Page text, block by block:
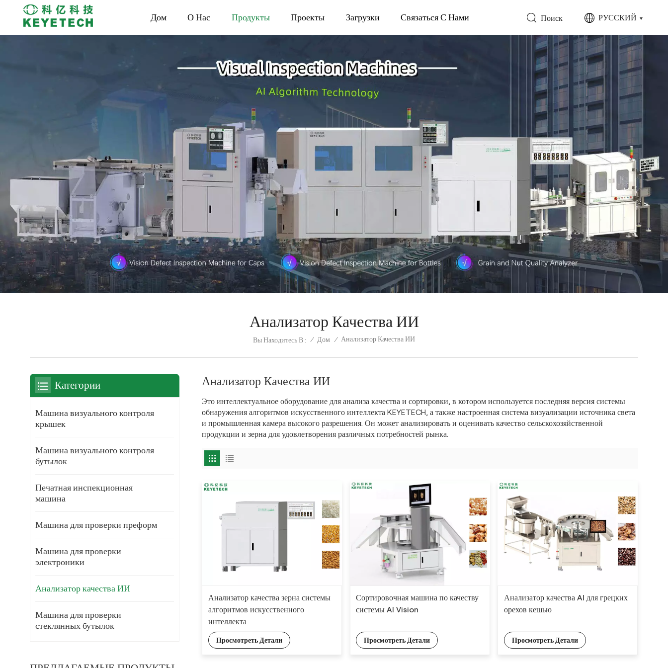
Дом О Нас Продукты Проекты Загрузки Связаться С Нами Поиск РУССКИЙ
Анализатор Качества ИИ
Вы Находитесь В : / Дом / Анализатор Качества ИИ
Анализатор Качества ИИ
Это интеллектуальное оборудование для анализа качества и сортировки, в котором используется последняя версия системы
обнаружения алгоритмов искусственного интеллекта KEYETECH, а также настроенная система визуализации источника света
и промышленная камера высокого разрешения. Он может анализировать и оценивать качество сельскохозяйственной
продукции и зерна для удовлетворения различных потребностей рынка.
Анализатор качества зерна системы
алгоритмов искусственного
интеллекта
Просмотреть Детали
Сортировочная машина по качеству
системы AI Vision
Просмотреть Детали
Анализатор качества AI для грецких
орехов кешью
Просмотреть Детали
Категории
Машина визуального контроля
крышек
Машина визуального контроля
бутылок
Печатная инспекционная
машина
Машина для проверки преформ
Машина для проверки
электроники
Анализатор качества ИИ
Машина для проверки
стеклянных бутылок